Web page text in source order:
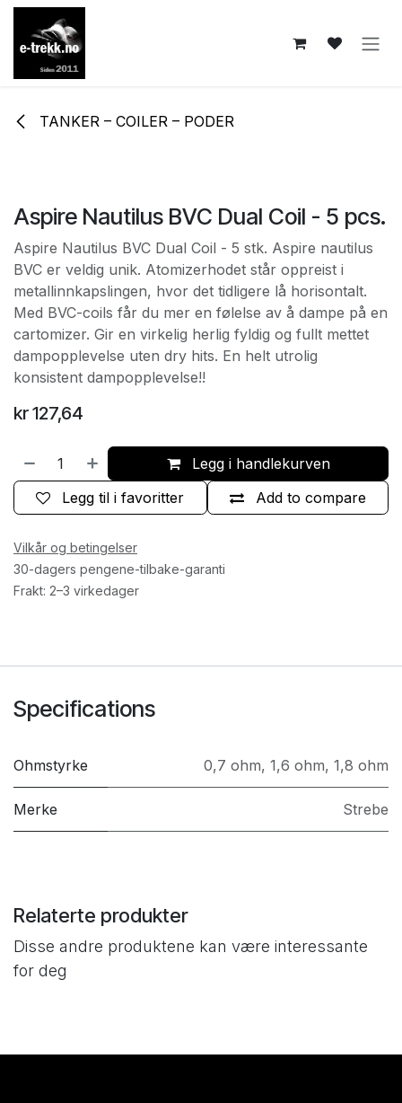
Skip to Content
TANKER – COILER – PODER
Aspire Nautilus BVC Dual Coil - 5 pcs.
Aspire Nautilus BVC Dual Coil - 5 stk. Aspire nautilus
BVC er veldig unik. Atomizerhodet står oppreist i
metallinnkapslingen, hvor det tidligere lå horisontalt.
Med BVC-coils får du mer en følelse av å dampe på en
cartomizer. Gir en virkelig herlig fyldig og fullt mettet
dampopplevelse uten dry hits. En helt utrolig
konsistent dampopplevelse!!
kr127,64
Legg i handlekurven
Add to compare
Legg til i favoritter
Vilkår og betingelser
30-dagers pengene-tilbake-garanti
Frakt: 2–3 virkedager
Specifications
Ohmstyrke 0,7 ohm, 1,6 ohm, 1,8 ohm
Merke Strebe
Relaterte produkter
Disse andre produktene kan være interessante
for deg